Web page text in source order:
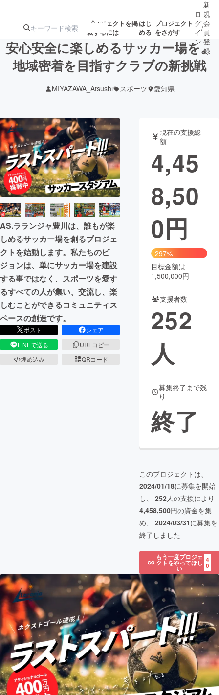
プロジェクトを掲
載するには
はじ
める
プロジェクト
をさがす
ターン
ジェクト
募集終了が近いプ
ロジェクト
アート・写真 音楽
テクノロジー・ガジェット ゲーム・サ
映像・映画
ビジネス・起業
まちづくり・地域活性化
CAMPFIRE for Social Good
CAMPFIRE Creation
CAMPFIREふるさと納税machi-ya コミュニティ
ロ
グ
イ
ン
/
新
規
会
員
登
録
安心安全に楽しめるサッカー場を。
地域密着を目指すクラブの新挑戦
MIYAZAWA_Atsushi スポーツ 愛知県
AS.ラランジャ豊川は、誰もが楽
しめるサッカー場を創るプロジェ
クトを始動します。私たちのビ
ジョンは、単にサッカー場を建設
する事ではなく、スポーツを愛す
るすべての人が集い、交流し、楽
しむことができるコミュニティス
ペースの創造です。
ポスト
シェア
LINEで送る
URLコピー
埋め込み
QRコード
現在の支援総
額
4,45
8,50
0円
297%
目標金額は
1,500,000円
支援者数
252
人
募集終了まで残
り
終了
このプロジェクトは、
2024/01/18に募集を開始
し、 252人の支援により
4,458,500円の資金を集
め、 2024/03/31に募集を
終了しました
もう一度プロジェ
クトをやってほし
い
4
0